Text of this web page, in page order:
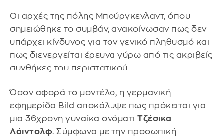
Οι αρχές της πόλης Μπούργκενλαντ, όπου
σημειώθηκε το συμβάν, ανακοίνωσαν πως δεν
υπάρχει κίνδυνος για τον γενικό πληθυσμό και
πως διενεργείται έρευνα γύρω από τις ακριβείς
συνθήκες του περιστατικού.
Όσον αφορά το μοντέλο, η γερμανική
εφημερίδα Bild αποκάλυψε πως πρόκειται για
μια 36χρονη γυναίκα ονόματι Τζέσικα
Λάιντολφ. Σύμφωνα με την προσωπική